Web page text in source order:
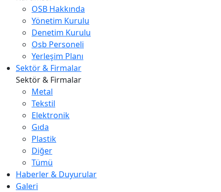
OSB Hakkında
Yönetim Kurulu
Denetim Kurulu
Osb Personeli
Yerleşim Planı
Sektör & Firmalar
Sektör & Firmalar
Metal
Tekstil
Elektronik
Gıda
Plastik
Diğer
Tümü
Haberler & Duyurular
Galeri